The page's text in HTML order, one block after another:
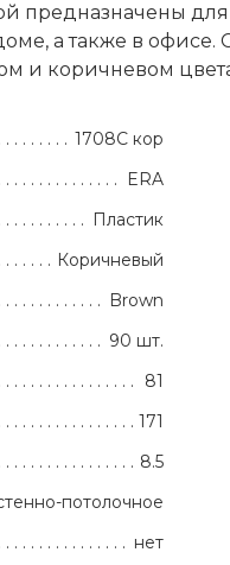
предназначены
а также в
и коричневом
1708С кор
ERA
Пластик
Коричневый
Brown
90 шт.
81
171
8.5
потолочное
нет